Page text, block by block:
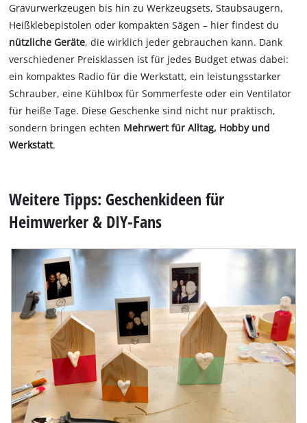
Gravurwerkzeugen bis hin zu Werkzeugsets, Staubsaugern,
Heißklebepistolen oder kompakten Sägen – hier findest du
nützliche Geräte, die wirklich jeder gebrauchen kann. Dank
verschiedener Preisklassen ist für jedes Budget etwas dabei:
ein kompaktes Radio für die Werkstatt, ein leistungsstarker
Schrauber, eine Kühlbox für Sommerfeste oder ein Ventilator
für heiße Tage. Diese Geschenke sind nicht nur praktisch,
sondern bringen echten Mehrwert für Alltag, Hobby und
Werkstatt.
Weitere Tipps: Geschenkideen für
Heimwerker & DIY-Fans